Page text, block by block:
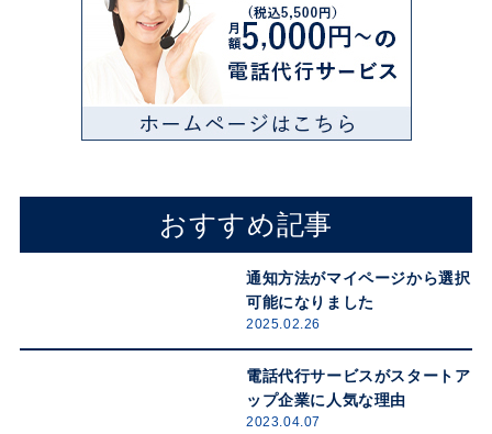
おすすめ記事
通知方法がマイページから選択
可能になりました
2025.02.26
電話代行サービスがスタートア
ップ企業に人気な理由
2023.04.07